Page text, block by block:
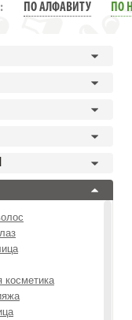
ПО АЛФАВИТУ ПО
косметика